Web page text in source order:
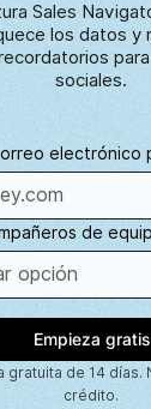
Sales
los datos y
sociales.
electrónico
de
gratuita de 14
crédito.